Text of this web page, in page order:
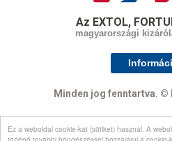
Ez a weboldal cookie-kat (sütiket) használ. A
Az EXTOL,
magyarországi
Minden jog fenntartva. ©
Oldal